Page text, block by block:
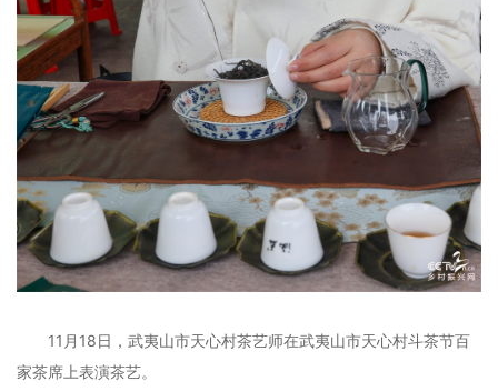
11月18日，武夷山市天心村茶艺师在武夷山市天心村斗茶节百
家茶席上表演茶艺。